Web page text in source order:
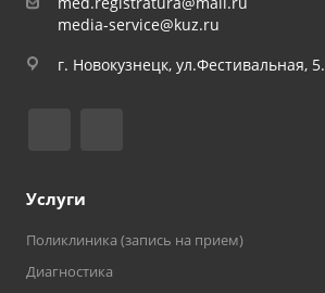
media-service@kuz.ru
г. Новокузнецк, ул.Фестивальная, 5.
Услуги
Поликлиника (запись на прием)
Диагностика